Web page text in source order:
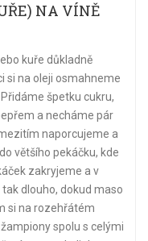
NA VÍNĚ
kuře důkladně
si na oleji osmahneme
špetku cukru,
a necháme pár
naporcujeme a
většího pekáčku, kde
zakryjeme a v
dlouho, dokud maso
si na rozehřátém
spolu s celými